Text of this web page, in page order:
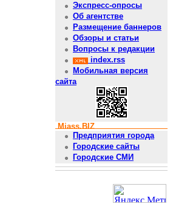
Экспресс-опросы
Об агентстве
Размещение баннеров
Обзоры и статьи
Вопросы к редакции
index.rss
Мобильная версия
сайта
Miass.BIZ
Предприятия города
Городские сайты
Городские СМИ